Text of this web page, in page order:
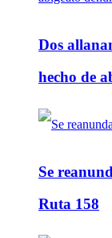
Dos
hecho de
Se
Ruta 158